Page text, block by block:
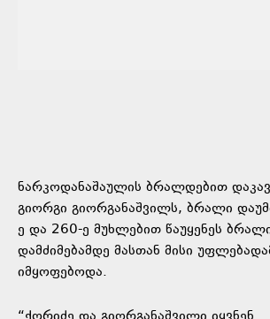
ნარკოდანაშაულის ბრალდებით
გიორგი გიორგანაშვილს, ბრალი
ე და 260-ე მუხლებით წაუყენეს
დამძიმებამდე მასთან მისი
იმყოფებოდა.